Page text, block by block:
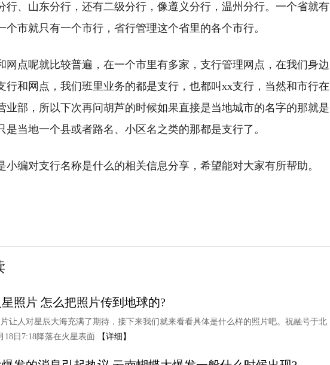
行、山东分行，还有二级分行，像遵义分行，温州分行。一个省就有
个市就只有一个市行，省行管理这个省里的各个市行。
网点呢就比较普遍，在一个市里有多家，支行管理网点，在我们身边
行和网点，我们班里业务的都是支行，也都叫xx支行，当然和市行在
业部，所以下次再问胡芦的时候如果直接是当地城市的名字的那就是
是当地一个县或者路名、小区名之类的那都是支行了。
小编对支行名称是什么的相关信息分享，希望能对大家有所帮助。
照片 怎么把照片传到地球的?
让人对星辰大海充满了期待，接下来我们就来看看具体是什么样的照片吧。祝融号于北
18日7:18降落在火星表面
【详细】